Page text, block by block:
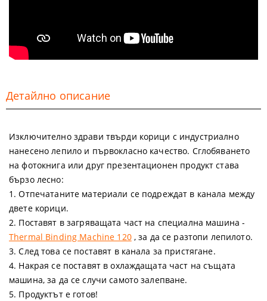
Детайлно описание
Изключително здрави твърди корици с индустриално
нанесено лепило и първокласно качество. Сглобяването
на фотокнига или друг презентационен продукт става
бързо лесно:
1. Отпечатаните материали се подреждат в канала между
двете корици.
2. Поставят в загряващата част на специална машина -
Thermal Binding Machine 120, за да се разтопи лепилото.
3. След това се поставят в канала за пристягане.
4. Накрая се поставят в охлаждащата част на същата
машина, за да се случи самото залепване.
5. Продуктът е готов!